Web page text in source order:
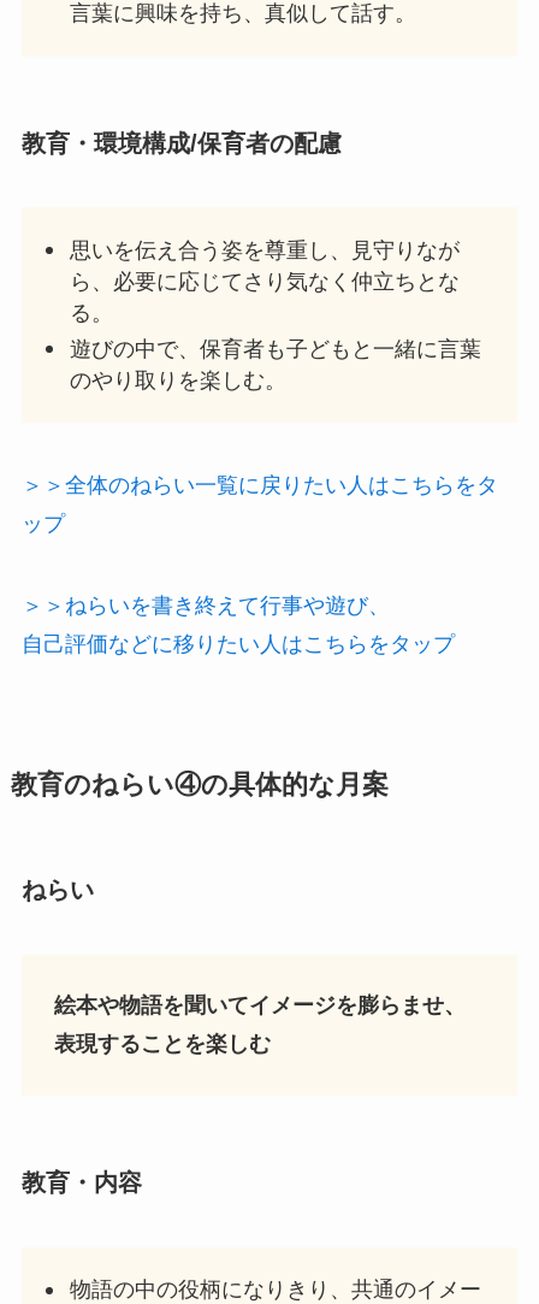
言葉に興味を持ち、真似して話す。
教育・ 環境構成/保育者の配慮
思いを伝え合う姿を尊重し、見守りなが
ら、必要に応じてさり気なく仲立ちとな
る。
遊びの中で、保育者も子どもと一緒に言葉
のやり取りを楽しむ。
＞＞全体のねらい一覧に戻りたい人はこちらをタ
ップ
＞＞ねらいを書き終えて行事や遊び、
自己評価などに移りたい人はこちらをタップ
教育のねらい④の具体的な月案
ねらい
絵本や物語を聞いてイメージを膨らませ、
表現することを楽しむ
教育・内容
物語の中の役柄になりきり、共通のイメー